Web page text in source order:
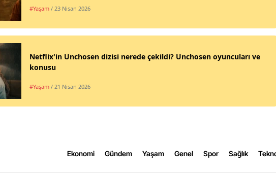
#Yaşam / 23 Nisan 2026
Netflix'in Unchosen dizisi nerede çekildi? Unchosen oyuncuları ve
konusu
#Yaşam / 21 Nisan 2026
Ekonomi Gündem Yaşam Genel Spor Sağlık